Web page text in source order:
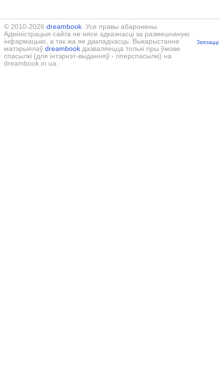
© 2010-2026 dreambook. Усе правы абаронены.
Адміністрацыя сайта не нясе адказнасці за размешчаную
інфармацыю, а так жа яе дакладнасць. Выкарыстанне
матэрыялаў dreambook дазваляецца толькі пры ўмове
спасылкі (для інтэрнэт-выданняў - гіперспасылкі) на
dreambook.in.ua.